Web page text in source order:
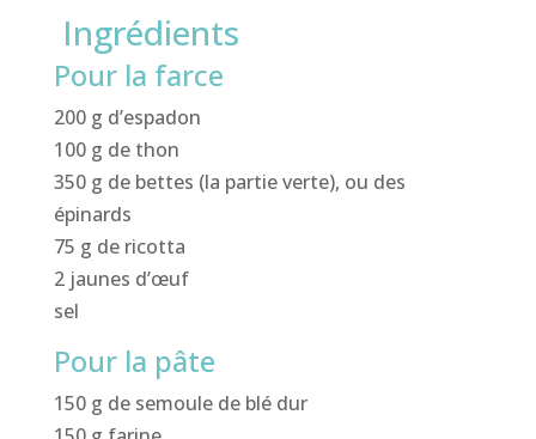
Ingrédients
Pour la farce
200 g d’espadon
100 g de thon
350 g de bettes (la partie verte), ou des
épinards
75 g de ricotta
2 jaunes d’œuf
sel
Pour la pâte
150 g de semoule de blé dur